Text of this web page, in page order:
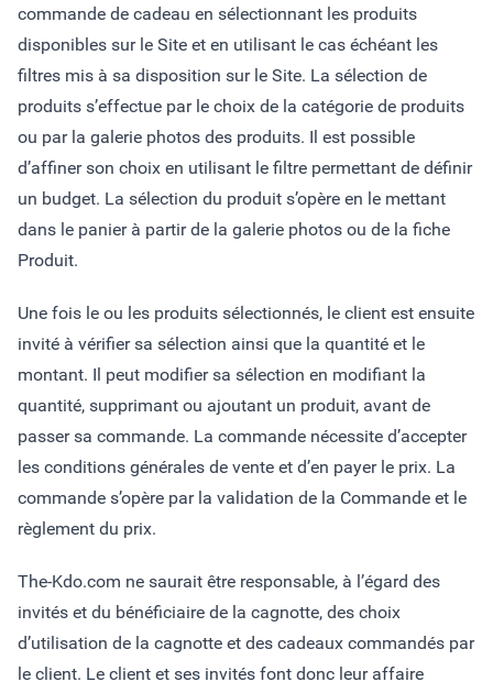
commande de cadeau en sélectionnant les produits
disponibles sur le Site et en utilisant le cas échéant les
filtres mis à sa disposition sur le Site. La sélection de
produits s’effectue par le choix de la catégorie de produits
ou par la galerie photos des produits. Il est possible
d’affiner son choix en utilisant le filtre permettant de définir
un budget. La sélection du produit s’opère en le mettant
dans le panier à partir de la galerie photos ou de la fiche
Produit.
Une fois le ou les produits sélectionnés, le client est ensuite
invité à vérifier sa sélection ainsi que la quantité et le
montant. Il peut modifier sa sélection en modifiant la
quantité, supprimant ou ajoutant un produit, avant de
passer sa commande. La commande nécessite d’accepter
les conditions générales de vente et d’en payer le prix. La
commande s’opère par la validation de la Commande et le
règlement du prix.
The-Kdo.com ne saurait être responsable, à l’égard des
invités et du bénéficiaire de la cagnotte, des choix
d’utilisation de la cagnotte et des cadeaux commandés par
le client. Le client et ses invités font donc leur affaire